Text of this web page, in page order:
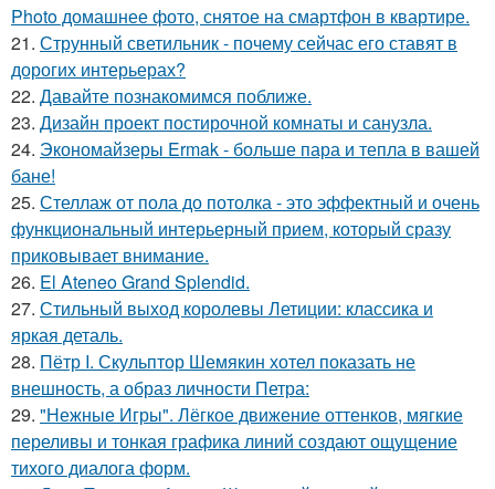
Photo домашнее фото, снятое на смартфон в квартире.
21. Струнный светильник - почему сейчас его ставят в
дорогих интерьерах?
22. Давайте познакомимся поближе.
23. Дизайн проект постирочной комнаты и санузла.
24. Экономайзеры Ermak - больше пара и тепла в вашей
бане!
25. Стеллаж от пола до потолка - это эффектный и очень
функциональный интерьерный прием, который сразу
приковывает внимание.
26. El Ateneo Grand Splendid.
27. Стильный выход королевы Летиции: классика и
яркая деталь.
28. Пётр I. Скульптор Шемякин хотел показать не
внешность, а образ личности Петра:
29. "Нежные Игры". Лёгкое движение оттенков, мягкие
переливы и тонкая графика линий создают ощущение
тихого диалога форм.